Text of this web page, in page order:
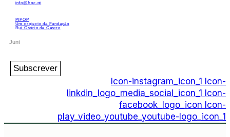
info@froc.pt
PIPOP
Um projecto da Fundação
Rui Osório de Castro
Subscrever
Icon-instagram_icon_1
Icon-
linkdin_logo_media_social_icon_1
Icon-
facebook_logo_icon Icon-
play_video_youtube_youtube-logo_icon_1